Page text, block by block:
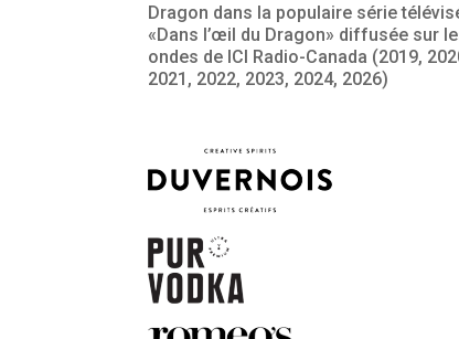
Dragon dans la populaire série
«Dans l’œil du Dragon» diffusée sur
ondes de ICI Radio-Canada (2019,
2021, 2022, 2023, 2024, 2026)